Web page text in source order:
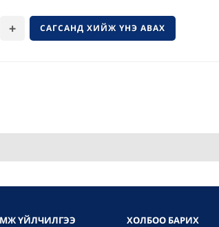
САГСАНД ХИЙЖ ҮНЭ АВАХ
ҮЙЛЧИЛГЭЭ ХОЛБОО БАРИХ